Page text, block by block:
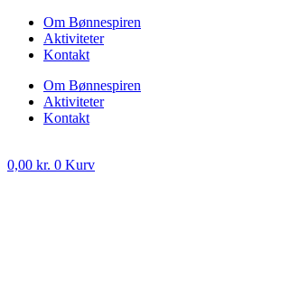
Om Bønnespiren
Aktiviteter
Kontakt
Om Bønnespiren
Aktiviteter
Kontakt
0,00 kr. 0 Kurv